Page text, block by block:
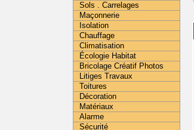
Sols . Carrelages
Maçonnerie
Isolation
Chauffage
Climatisation
Écologie Habitat
Bricolage Créatif Photos
Litiges Travaux
Toitures
Décoration
Matériaux
Alarme
Sécurité